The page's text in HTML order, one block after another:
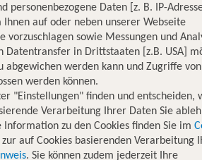
griechischen Insel Kos in die
Direktflüge und Flüge mit
die auf der Suche nach
Familien, die Freunde und
personenbezogene Daten [z. B. IP-
auf oder neben unserer Webseite
vorzuschlagen sowie Messungen und
Datentransfer in Drittstaaten [z.B. USA]
abgewichen werden kann und Zugriffe von
werden können.
"Einstellungen" finden und entscheiden,
Verarbeitung Ihrer Daten Sie
zu den Cookies finden Sie im
auf Cookies basierenden Verarbeitung
. Sie können zudem jederzeit Ihre